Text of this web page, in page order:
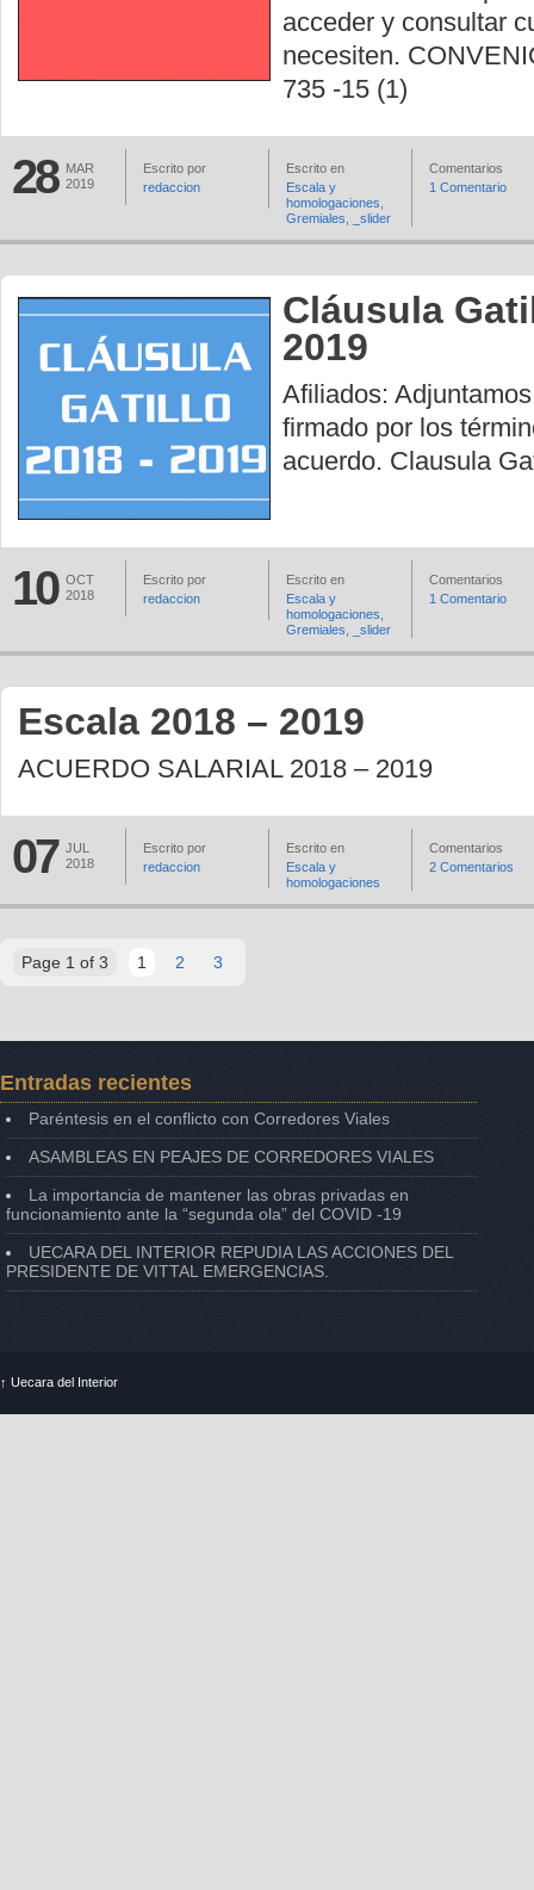
acceder y consultar
necesiten.
735 -15 (1)
28
MAR
2019
Escrito por
redaccion
Escrito en
Escala y
homologaciones
Gremiales
_slider
Comentarios
1 Comentario
Cláusula
2019
Afiliados:
firmado por los
acuerdo. Clausula
10 OCT
2018
Escrito por
redaccion
Escrito en
Escala y
homologaciones
Gremiales
_slider
Comentarios
1 Comentario
Escala 2018 – 2019
ACUERDO SALARIAL 2018 – 2019
07 JUL
2018
Escrito por
redaccion
Escrito en
Escala y
homologaciones
Comentarios
2 Comentarios
Page 1 of 3 1 2 3
Entradas recientes
Paréntesis en el conflicto con Corredores Viales
ASAMBLEAS EN PEAJES DE CORREDORES VIALES
La importancia de mantener las obras privadas en
funcionamiento ante la “segunda ola” del COVID -19
UECARA DEL INTERIOR REPUDIA LAS ACCIONES DEL
PRESIDENTE DE VITTAL EMERGENCIAS.
↑ Uecara del Interior